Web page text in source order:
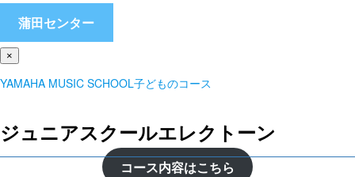
蒲田センター
×
YAMAHA MUSIC SCHOOL子どものコース
ジュニアスクールエレクトーン
コース内容はこちら